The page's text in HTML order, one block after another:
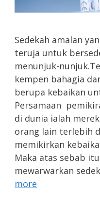
Sedekah amalan
teruja untuk
menunjuk-
kempen bahagia
berupa kebaikan
Persamaan
di dunia ialah
orang lain terlebih
memikirkan
Maka atas sebab
mewarwarkan
more